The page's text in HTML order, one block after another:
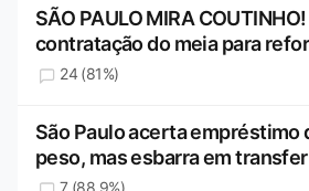
SÃO PAULO MIRA
contratação do meia para
24 (81%)
São Paulo acerta empréstimo
peso, mas esbarra em